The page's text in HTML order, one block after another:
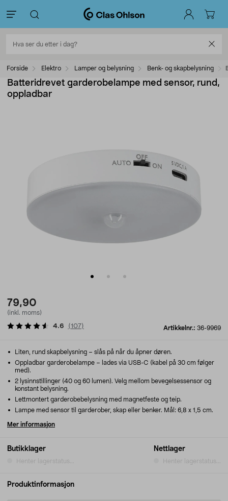
Forside Elektro Lamper og belysning Benk- og skapbelysning
Batteridrevet garderobelampe med sensor, rund,
oppladbar
79,90
(inkl. moms)
Artikkelnr.: 36-9969
4.6 (107)
Butikklager
Henter lagerstatus...
Nettlager
Henter lagerstatus...
Liten, rund skapbelysning – slås på når du åpner døren.
Oppladbar garderobelampe – lades via USB-C (kabel på 30 cm følger
med).
2 lysinnstillinger (40 og 60 lumen). Velg mellom bevegelsessensor og
konstant belysning.
Lettmontert garderobebelysning med magnetfeste og teip.
Lampe med sensor til garderober, skap eller benker. Mål: 6,8 x 1,5 cm.
Mer informasjon
Produktinformasjon